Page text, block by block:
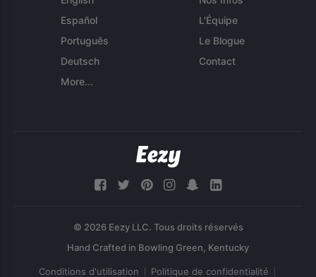
Español
Português
Deutsch
More...
L'Équipe
Le Blogue
Contact
© 2026 Eezy LLC. Tous droits réservés
Conditions d'utilisation Politique de confidentialité